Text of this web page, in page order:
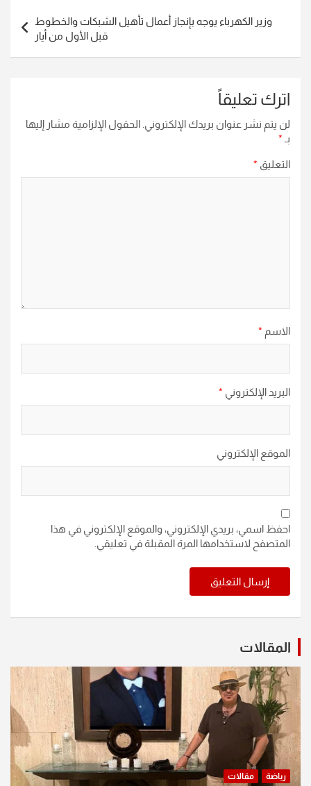
وزير الكهرباء يوجه بإنجاز أعمال تأهيل الشبكات والخطوط
قبل الأول من أيار
اترك تعليقاً
لن يتم نشر عنوان بريدك الإلكتروني. الحقول الإلزامية مشار إليها
بـ *
التعليق *
الاسم *
البريد الإلكتروني *
الموقع الإلكتروني
احفظ اسمي، بريدي الإلكتروني، والموقع الإلكتروني في هذا
المتصفح لاستخدامها المرة المقبلة في تعليقي.
المقالات
رياضة مقالات